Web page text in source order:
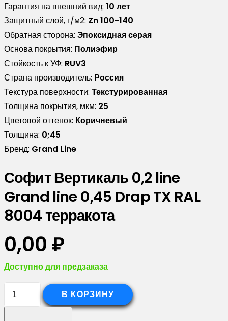
Гарантия на внешний вид: 10 лет
Защитный слой, г/м2: Zn 100-140
Обратная сторона: Эпоксидная серая
Основа покрытия: Полиэфир
Стойкость к УФ: RUV3
Страна производитель: Россия
Текстура поверхности: Текстурированная
Толщина покрытия, мкм: 25
Цветовой оттенок: Коричневый
Толщина: 0;45
Бренд: Grand Line
Софит Вертикаль 0,2 line
Grand line 0,45 Drap TX RAL
8004 терракота
0,00 ₽
Доступно для предзаказа
Количество
В КОРЗИНУ